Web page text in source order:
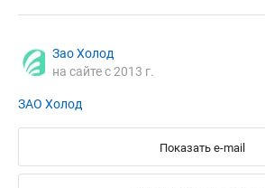
Зао Холод
на сайте с 2013 г.
ЗАО Холод
Показать e-mail